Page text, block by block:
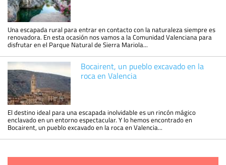
Una escapada rural para entrar en contacto con la naturaleza siempre es
renovadora. En esta ocasión nos vamos a la Comunidad Valenciana para
disfrutar en el Parque Natural de Sierra Mariola...
Bocairent, un pueblo excavado en la
roca en Valencia
El destino ideal para una escapada inolvidable es un rincón mágico
enclavado en un entorno espectacular. Y lo hemos encontrado en
Bocairent, un pueblo excavado en la roca en Valencia...